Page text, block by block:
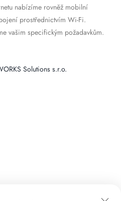
nabízíme rovněž mobilní
prostřednictvím Wi-Fi.
vašim specifickým požadavkům.
Solutions s.r.o.